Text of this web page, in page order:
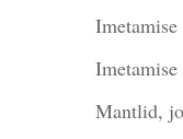
Mantlid,